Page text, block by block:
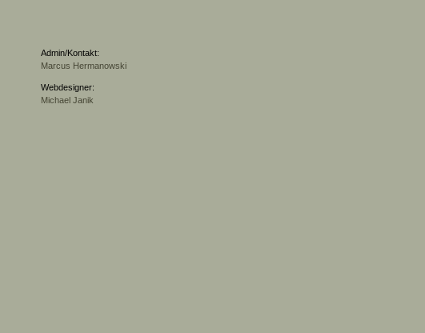
Admin/Kontakt:
Marcus Hermanowski
Webdesigner:
Michael Janik